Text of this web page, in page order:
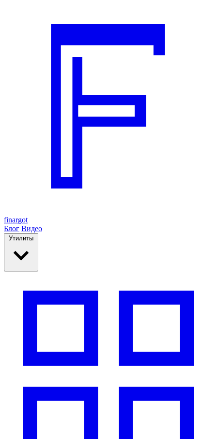
finargot
Блог Видео
Утилиты